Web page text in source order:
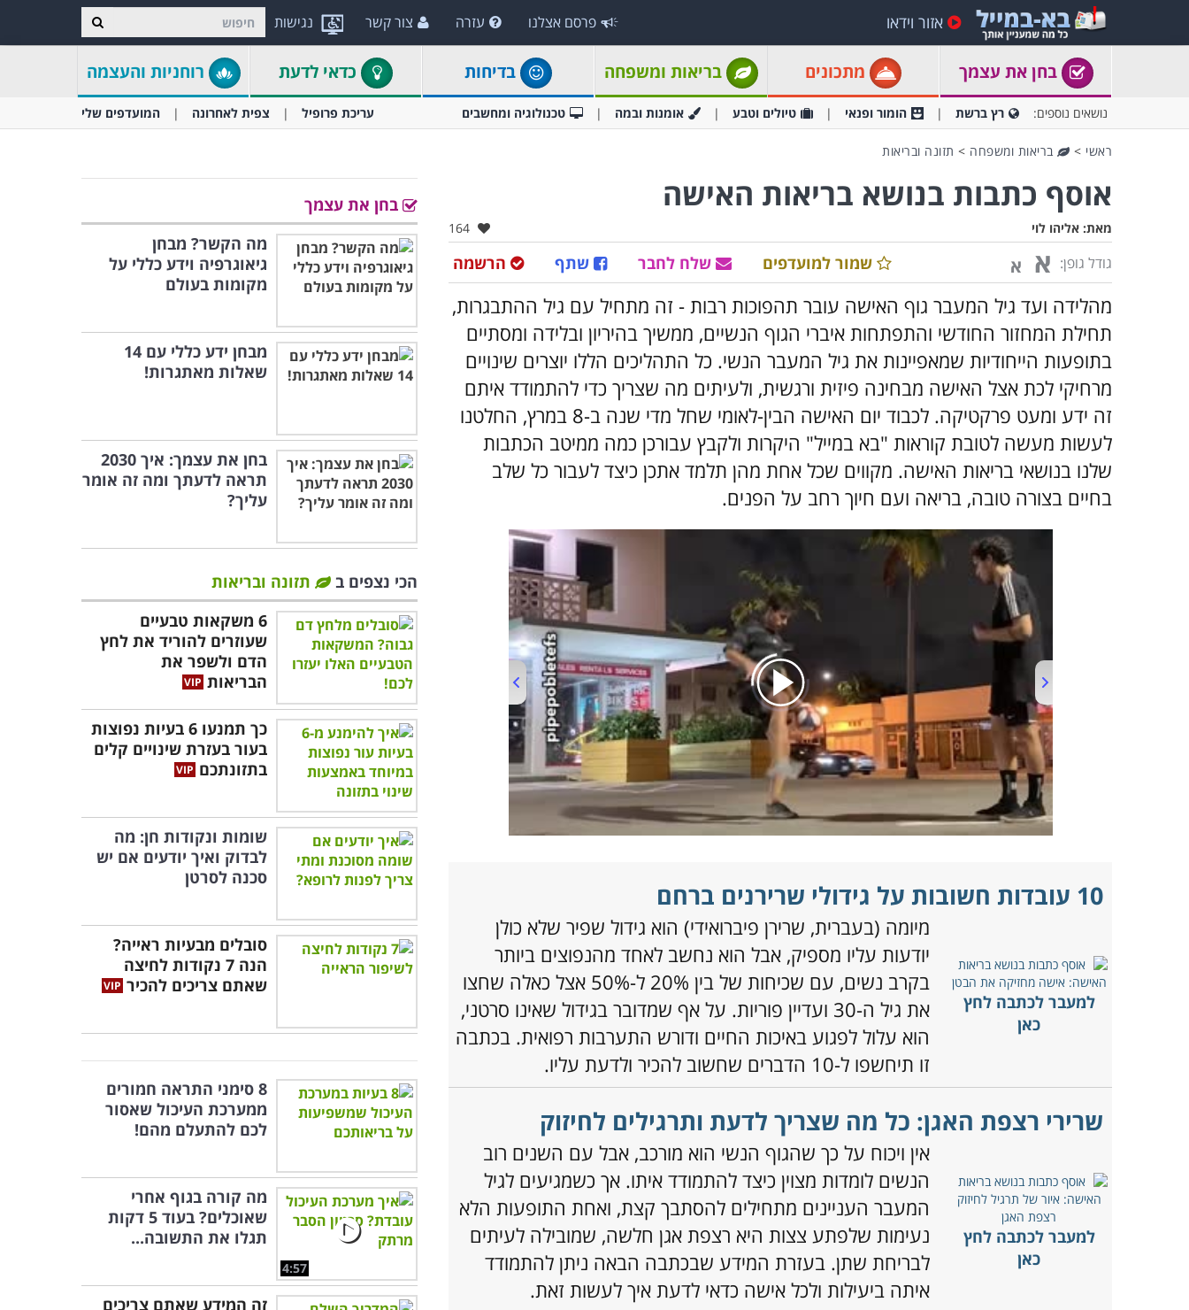
נגישות אזור וידאו פרסם אצלנו עזרה צור קשר
בחן את עצמך מתכונים בריאות ומשפחה בדיחות כדאי לדעת רוחניות והעצמה
נושאים נוספים: רץ ברשת הומור ופנאי טיולים וטבע אומנות ובמה טכנולוגיה ומחשבים עריכת פרופיל צפית לאחרונה המועדפים שלי
ראשי > בריאות ומשפחה > תזונה ובריאות
אוסף כתבות בנושא בריאות האישה
מאת: אליהו לוי אהבו:
164
גודל גופן: א א הרשמה שתף שלח לחבר שמור למועדפים
מהלידה ועד גיל המעבר גוף האישה עובר תהפוכות רבות - זה מתחיל עם גיל ההתבגרות,
תחילת המחזור החודשי והתפתחות איברי הגוף הנשיים, ממשיך בהיריון ובלידה ומסתיים
בתופעות הייחודיות שמאפיינות את גיל המעבר הנשי. כל התהליכים הללו יוצרים שינויים
מרחיקי לכת אצל האישה מבחינה פיזית ורגשית, ולעיתים מה שצריך כדי להתמודד איתם
זה ידע ומעט פרקטיקה. לכבוד יום האישה הבין-לאומי שחל מדי שנה ב-8 במרץ, החלטנו
לעשות מעשה לטובת קוראות "בא במייל" היקרות ולקבץ עבורכן כמה ממיטב הכתבות
שלנו בנושאי בריאות האישה. מקווים שכל אחת מהן תלמד אתכן כיצד לעבור כל שלב
בחיים בצורה טובה, בריאה ועם חיוך רחב על הפנים.
00:00/01:08
10 עובדות חשובות על גידולי שרירנים ברחם
למעבר לכתבה לחץ
כאן
מיומה (בעברית, שרירן פיברואידי) הוא גידול שפיר שלא כולן
יודעות עליו מספיק, אבל הוא נחשב לאחד מהנפוצים ביותר
בקרב נשים, עם שכיחות של בין 20% ל-50% אצל כאלה שחצו
את גיל ה-30 ועדיין פוריות. על אף שמדובר בגידול שאינו סרטני,
הוא עלול לפגוע באיכות החיים ודורש התערבות רפואית. בכתבה
זו תיחשפו ל-10 הדברים שחשוב להכיר ולדעת עליו.
שרירי רצפת האגן: כל מה שצריך לדעת ותרגילים לחיזוק
למעבר לכתבה לחץ
כאן
אין ויכוח על כך שהגוף הנשי הוא מורכב, אבל עם השנים רוב
הנשים לומדות מצוין כיצד להתמודד איתו. אך כשמגיעים לגיל
המעבר העניינים מתחילים להסתבך קצת, ואחת התופעות הלא
נעימות שלפתע צצות היא רצפת אגן חלשה, שמובילה לעיתים
לבריחת שתן. בעזרת המידע שבכתבה הבאה ניתן להתמודד
איתה ביעילות ולכל אישה כדאי לדעת איך לעשות זאת.
בחן את עצמך
מה הקשר? מבחן
גיאוגרפיה וידע כללי על
מקומות בעולם
מבחן ידע כללי עם 14
שאלות מאתגרות!
בחן את עצמך: איך 2030
תראה לדעתך ומה זה אומר
עליך?
הכי נצפים ב
תזונה ובריאות
6 משקאות טבעיים
שעוזרים להוריד את לחץ
הדם ולשפר את
הבריאות
כך תמנעו 6 בעיות נפוצות
בעור בעזרת שינויים קלים
בתזונתכם
שומות ונקודות חן: מה
לבדוק ואיך יודעים אם יש
סכנה לסרטן
סובלים מבעיות ראייה?
הנה 7 נקודות לחיצה
שאתם צריכים להכיר
8 סימני התראה חמורים
ממערכת העיכול שאסור
לכם להתעלם מהם!
4:57
מה קורה בגוף אחרי
שאוכלים? בעוד 5 דקות
תגלו את התשובה...
זה המידע שאתם צריכים